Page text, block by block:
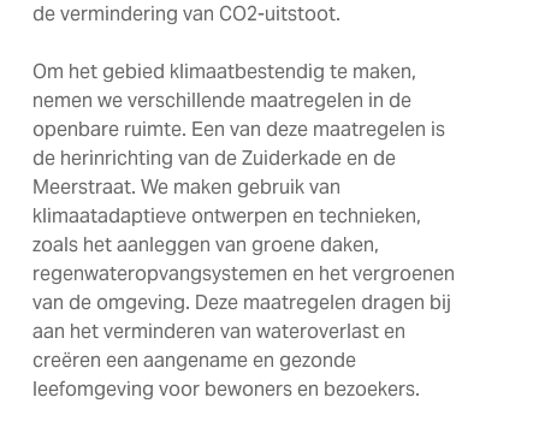
de vermindering van CO2-uitstoot.
Om het gebied klimaatbestendig te maken,
nemen we verschillende maatregelen in de
openbare ruimte. Een van deze maatregelen is
de herinrichting van de Zuiderkade en de
Meerstraat. We maken gebruik van
klimaatadaptieve ontwerpen en technieken,
zoals het aanleggen van groene daken,
regenwateropvangsystemen en het vergroenen
van de omgeving. Deze maatregelen dragen bij
aan het verminderen van wateroverlast en
creëren een aangename en gezonde
leefomgeving voor bewoners en bezoekers.